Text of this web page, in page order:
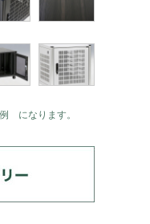
になります。